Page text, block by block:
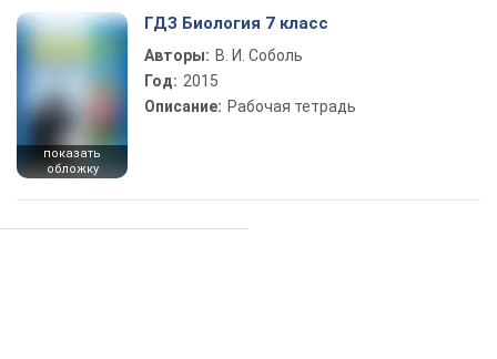
показать
обложку
ГДЗ Биология 7 класс
Авторы: В. И. Соболь
Год: 2015
Описание: Рабочая тетрадь